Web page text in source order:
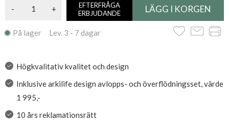
- +
EFTERFRÅGA
ERBJUDANDE
På lager Lev. 3 - 7 dagar
Högkvalitativ kvalitet och design
Inklusive arkilife design avlopps- och överflödningsset, värde
1 995,-
10 års reklamationsrätt